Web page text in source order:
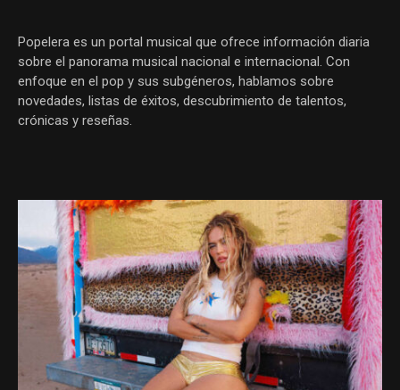
Popelera es un portal musical que ofrece información diaria
sobre el panorama musical nacional e internacional. Con
enfoque en el pop y sus subgéneros, hablamos sobre
novedades, listas de éxitos, descubrimiento de talentos,
crónicas y reseñas.